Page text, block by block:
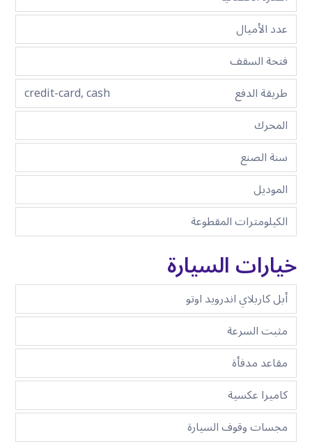
عدد الأميال
فتحة السقف
طريقة الدفع
credit-card, cash
المحرك
سنة الصنع
الموديل
الكيلومترات المقطوعة
خيارات السيارة
أبل كاربلاي اندرويد اوتو
مثبت السرعة
مقاعد مدفأة
كاميرا عكسية
مجسات وقوف السيارة